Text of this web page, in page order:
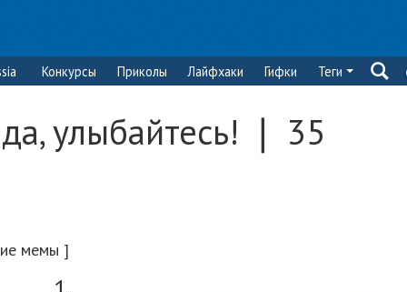
Конкурсы Приколы Лайфхаки Гифки Теги
улыбайтесь! ❘ 35
мемы ]